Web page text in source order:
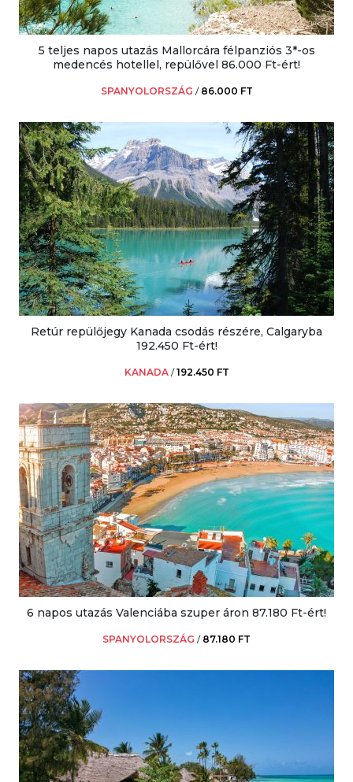
5 teljes napos utazás Mallorcára félpanziós 3*-os
medencés hotellel, repülővel 86.000 Ft-ért!
SPANYOLORSZÁG / 86.000 FT
Retúr repülőjegy Kanada csodás részére, Calgaryba
192.450 Ft-ért!
KANADA /192.450 FT
6 napos utazás Valenciába szuper áron 87.180 Ft-ért!
SPANYOLORSZÁG / 87.180 FT